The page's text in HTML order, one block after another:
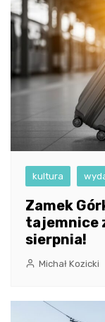
kultura
Zamek
tajemnice
sierpnia!
Michał Kozicki